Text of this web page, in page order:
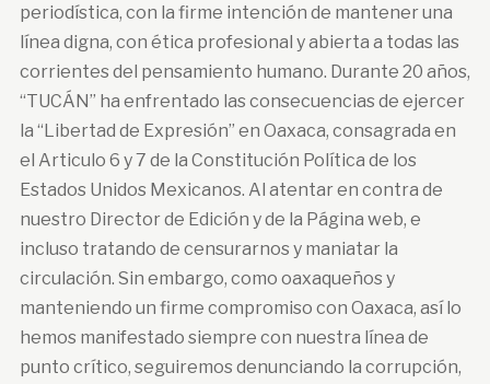
periodística, con la firme intención de mantener una
línea digna, con ética profesional y abierta a todas las
corrientes del pensamiento humano. Durante 20 años,
“TUCÁN” ha enfrentado las consecuencias de ejercer
la “Libertad de Expresión” en Oaxaca, consagrada en
el Articulo 6 y 7 de la Constitución Política de los
Estados Unidos Mexicanos. Al atentar en contra de
nuestro Director de Edición y de la Página web, e
incluso tratando de censurarnos y maniatar la
circulación. Sin embargo, como oaxaqueños y
manteniendo un firme compromiso con Oaxaca, así lo
hemos manifestado siempre con nuestra línea de
punto crítico, seguiremos denunciando la corrupción,